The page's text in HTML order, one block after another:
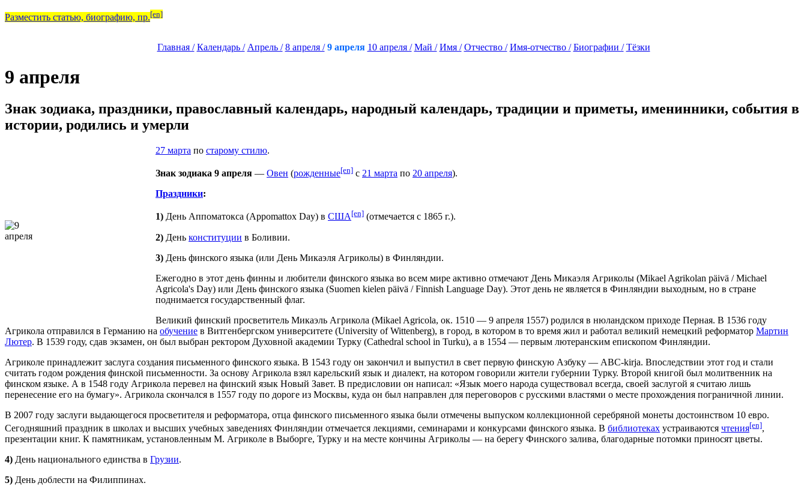
Разместить статью, биографию, пр.[en]
Главная / Календарь / Апрель / 8 апреля / 9 апреля 10 апреля / Май / Имя / Отчество / Имя-отчество / Биографии / Тёзки
9 апреля
Знак зодиака, праздники, православный календарь, народный календарь, традиции и приметы, именинники, события в
истории, родились и умерли
27 марта по старому стилю.
Знак зодиака 9 апреля — Овен (рожденные[en] с 21 марта по 20 апреля).
Праздники:
1) День Аппоматокса (Appomattox Day) в США[en] (отмечается с 1865 г.).
2) День конституции в Боливии.
3) День финского языка (или День Микаэля Агриколы) в Финляндии.
Ежегодно в этот день финны и любители финского языка во всем мире активно отмечают День Микаэля Агриколы (Mikael Agrikolan päivä / Michael
Agricola's Day) или День финского языка (Suomen kielen päivä / Finnish Language Day). Этот день не является в Финляндии выходным, но в стране
поднимается государственный флаг.
Великий финский просветитель Микаэль Агрикола (Mikael Agricola, ок. 1510 — 9 апреля 1557) родился в нюландском приходе Перная. В 1536 году
Агрикола отправился в Германию на обучение в Витгенбергском университете (University of Wittenberg), в город, в котором в то время жил и работал великий немецкий реформатор Мартин
Лютер. В 1539 году, сдав экзамен, он был выбран ректором Духовной академии Турку (Cathedral school in Turku), а в 1554 — первым лютеранским епископом Финляндии.
Агриколе принадлежит заслуга создания письменного финского языка. В 1543 году он закончил и выпустил в свет первую финскую Азбуку — ABC-kirja. Впоследствии этот год и стали
считать годом рождения финской письменности. За основу Агрикола взял карельский язык и диалект, на котором говорили жители губернии Турку. Второй книгой был молитвенник на
финском языке. А в 1548 году Агрикола перевел на финский язык Новый Завет. В предисловии он написал: «Язык моего народа существовал всегда, своей заслугой я считаю лишь
перенесение его на бумагу». Агрикола скончался в 1557 году по дороге из Москвы, куда он был направлен для переговоров с русскими властями о месте прохождения пограничной линии.
В 2007 году заслуги выдающегося просветителя и реформатора, отца финского письменного языка были отмечены выпуском коллекционной серебряной монеты достоинством 10 евро.
Сегодняшний праздник в школах и высших учебных заведениях Финляндии отмечается лекциями, семинарами и конкурсами финского языка. В библиотеках устраиваются чтения[en],
презентации книг. К памятникам, установленным М. Агриколе в Выборге, Турку и на месте кончины Агриколы — на берегу Финского залива, благодарные потомки приносят цветы.
4) День национального единства в Грузии.
5) День доблести на Филиппинах.